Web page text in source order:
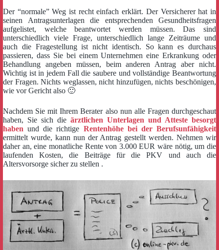
Der “normale” Weg ist recht einfach erklärt. Der Versicherer hat in
seinen Antragsunterlagen die entsprechenden Gesundheitsfragen
aufgelistet, welche beantwortet werden müssen. Das sind
unterschiedlich viele Frage, unterschiedlich lange Zeiträume und
auch die Fragestellung ist nicht identisch. So kann es durchaus
passieren, dass Sie bei einem Unternehmen eine Erkrankung oder
Behandlung angeben müssen, beim anderen Antrag aber nicht.
Wichtig ist in jedem Fall die saubere und vollständige Beantwortung
der Fragen. Nichts weglassen, nicht hinzufügen, nichts beschönigen,
wie vor Gericht also 🙂
Nachdem Sie mit Ihrem Berater also nun alle Fragen durchgeschaut
haben, Sie sich die ärztlichen Unterlagen und Atteste besorgt
haben und die richtige Rentenhöhe bei der Berufsunfähigkeit
ermittelt wurde, kann nun der Antrag gestellt werden. Nehmen wir
daher an, eine monatliche Rente von 3.000 EUR wäre nötig, um die
laufenden Kosten, die Beiträge für die PKV und auch die
Altersvorsorge sicher zu stellen .